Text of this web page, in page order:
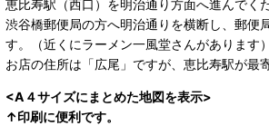
恵比寿駅（西口）を明治通り方面へ進んでくだ
渋谷橋郵便局の方へ明治通りを横断し、郵便
す。（近くにラーメン一風堂さんがあります）
お店の住所は「広尾」ですが、恵比寿駅が最
<A４サイズにまとめた地図を表示>
↑印刷に便利です。